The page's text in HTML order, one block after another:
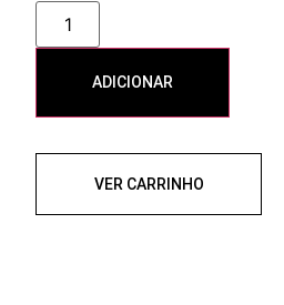
ADICIONAR
VER CARRINHO